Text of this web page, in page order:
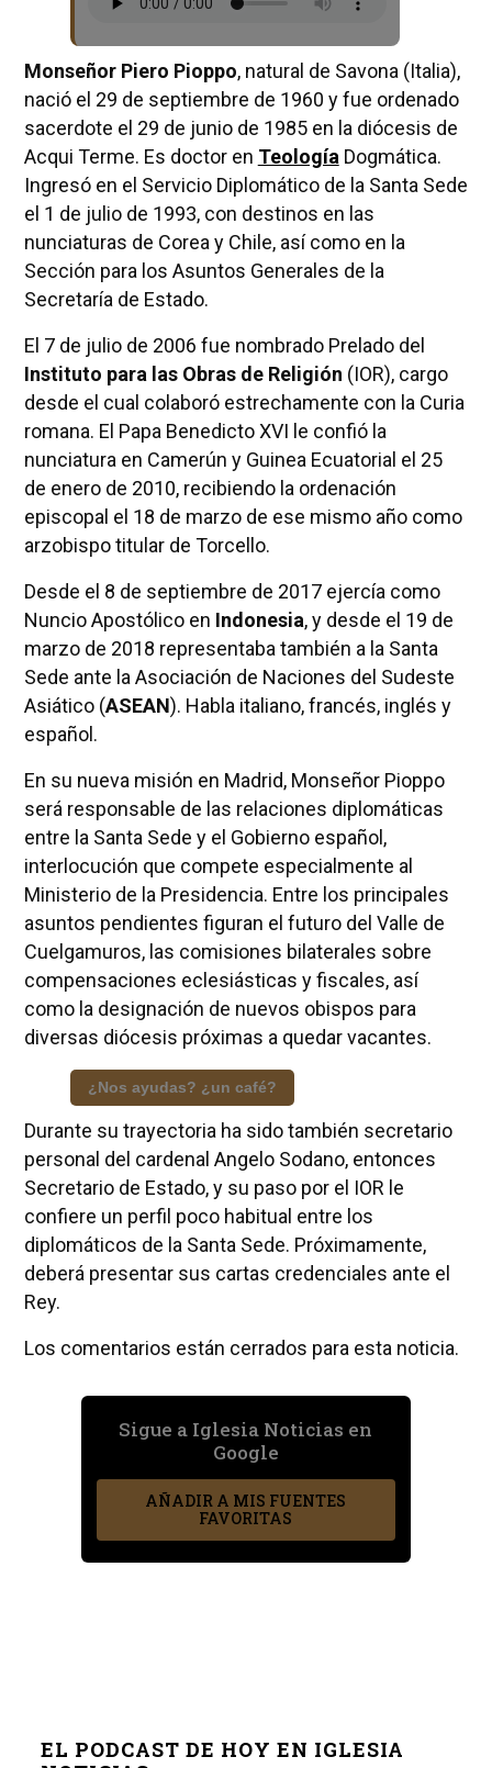
Monseñor Piero Pioppo, natural de Savona (Italia),
nació el 29 de septiembre de 1960 y fue ordenado
sacerdote el 29 de junio de 1985 en la diócesis de
Acqui Terme. Es doctor en Teología Dogmática.
Ingresó en el Servicio Diplomático de la Santa Sede
el 1 de julio de 1993, con destinos en las
nunciaturas de Corea y Chile, así como en la
Sección para los Asuntos Generales de la
Secretaría de Estado.
El 7 de julio de 2006 fue nombrado Prelado del
Instituto para las Obras de Religión (IOR), cargo
desde el cual colaboró estrechamente con la Curia
romana. El Papa Benedicto XVI le confió la
nunciatura en Camerún y Guinea Ecuatorial el 25
de enero de 2010, recibiendo la ordenación
episcopal el 18 de marzo de ese mismo año como
arzobispo titular de Torcello.
Desde el 8 de septiembre de 2017 ejercía como
Nuncio Apostólico en Indonesia, y desde el 19 de
marzo de 2018 representaba también a la Santa
Sede ante la Asociación de Naciones del Sudeste
Asiático (ASEAN). Habla italiano, francés, inglés y
español.
En su nueva misión en Madrid, Monseñor Pioppo
será responsable de las relaciones diplomáticas
entre la Santa Sede y el Gobierno español,
interlocución que compete especialmente al
Ministerio de la Presidencia. Entre los principales
asuntos pendientes figuran el futuro del Valle de
Cuelgamuros, las comisiones bilaterales sobre
compensaciones eclesiásticas y fiscales, así
como la designación de nuevos obispos para
diversas diócesis próximas a quedar vacantes.
¿Nos ayudas? ¿un café?
Durante su trayectoria ha sido también secretario
personal del cardenal Angelo Sodano, entonces
Secretario de Estado, y su paso por el IOR le
confiere un perfil poco habitual entre los
diplomáticos de la Santa Sede. Próximamente,
deberá presentar sus cartas credenciales ante el
Rey.
Los comentarios están cerrados para esta noticia.
Sigue a Iglesia Noticias en
Google
AÑADIR A MIS FUENTES
FAVORITAS
EL PODCAST DE HOY EN IGLESIA